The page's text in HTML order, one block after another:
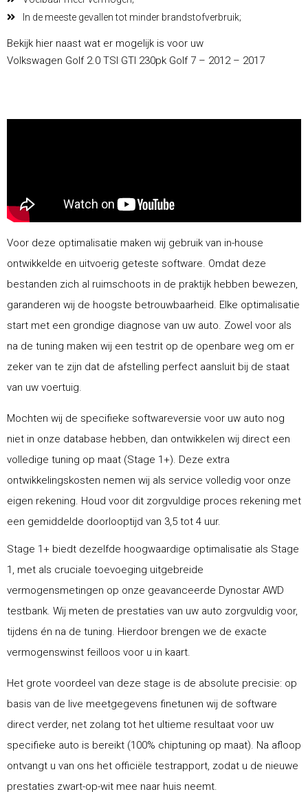
In de meeste gevallen tot minder brandstofverbruik;
Bekijk hier naast wat er mogelijk is voor uw
Volkswagen Golf 2.0 TSI GTI 230pk Golf 7 – 2012 – 2017
Voor deze optimalisatie maken wij gebruik van in-house
ontwikkelde en uitvoerig geteste software. Omdat deze
bestanden zich al ruimschoots in de praktijk hebben bewezen,
garanderen wij de hoogste betrouwbaarheid. Elke optimalisatie
start met een grondige diagnose van uw auto. Zowel voor als
na de tuning maken wij een testrit op de openbare weg om er
zeker van te zijn dat de afstelling perfect aansluit bij de staat
van uw voertuig.
Mochten wij de specifieke softwareversie voor uw auto nog
niet in onze database hebben, dan ontwikkelen wij direct een
volledige tuning op maat (Stage 1+). Deze extra
ontwikkelingskosten nemen wij als service volledig voor onze
eigen rekening. Houd voor dit zorgvuldige proces rekening met
een gemiddelde doorlooptijd van 3,5 tot 4 uur.
Stage 1+ biedt dezelfde hoogwaardige optimalisatie als Stage
1, met als cruciale toevoeging uitgebreide
vermogensmetingen op onze geavanceerde Dynostar AWD
testbank. Wij meten de prestaties van uw auto zorgvuldig voor,
tijdens én na de tuning. Hierdoor brengen we de exacte
vermogenswinst feilloos voor u in kaart.
Het grote voordeel van deze stage is de absolute precisie: op
basis van de live meetgegevens finetunen wij de software
direct verder, net zolang tot het ultieme resultaat voor uw
specifieke auto is bereikt (100% chiptuning op maat). Na afloop
ontvangt u van ons het officiële testrapport, zodat u de nieuwe
prestaties zwart-op-wit mee naar huis neemt.